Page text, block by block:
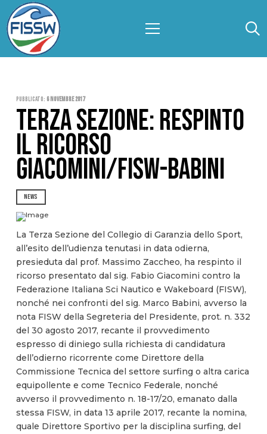
Pubblicato: 6 Novembre 2017
TERZA SEZIONE: RESPINTO
IL RICORSO
GIACOMINI/FISW-BABINI
NEWS
La Terza Sezione del Collegio di Garanzia dello Sport,
all’esito dell’udienza tenutasi in data odierna,
presieduta dal prof. Massimo Zaccheo, ha respinto il
ricorso presentato dal sig. Fabio Giacomini contro la
Federazione Italiana Sci Nautico e Wakeboard (FISW),
nonché nei confronti del sig. Marco Babini, avverso la
nota FISW della Segreteria del Presidente, prot. n. 332
del 30 agosto 2017, recante il provvedimento
espresso di diniego sulla richiesta di candidatura
dell’odierno ricorrente come Direttore della
Commissione Tecnica del settore surfing o altra carica
equipollente e come Tecnico Federale, nonché
avverso il provvedimento n. 18-17/20, emanato dalla
stessa FISW, in data 13 aprile 2017, recante la nomina,
quale Direttore Sportivo per la disciplina surfing, del